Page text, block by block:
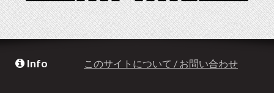
Info このサイトについて / お問い合わせ